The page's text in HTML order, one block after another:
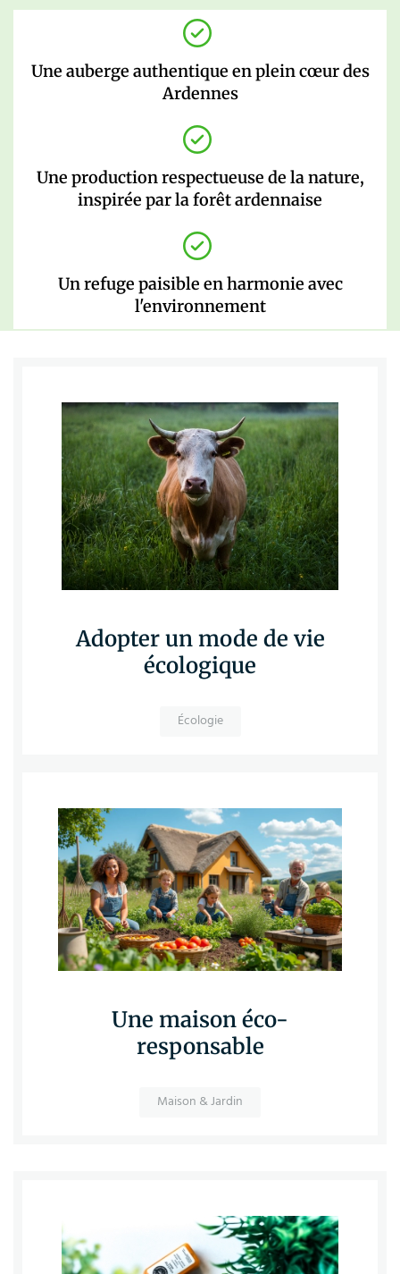
Une auberge authentique en plein cœur des
Ardennes
Une production respectueuse de la nature,
inspirée par la forêt ardennaise
Un refuge paisible en harmonie avec
l'environnement
Adopter un mode de vie
écologique
Écologie
Une maison éco-
responsable
Maison & Jardin